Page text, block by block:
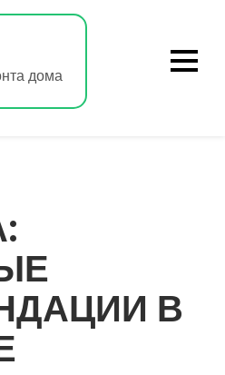
дома
В